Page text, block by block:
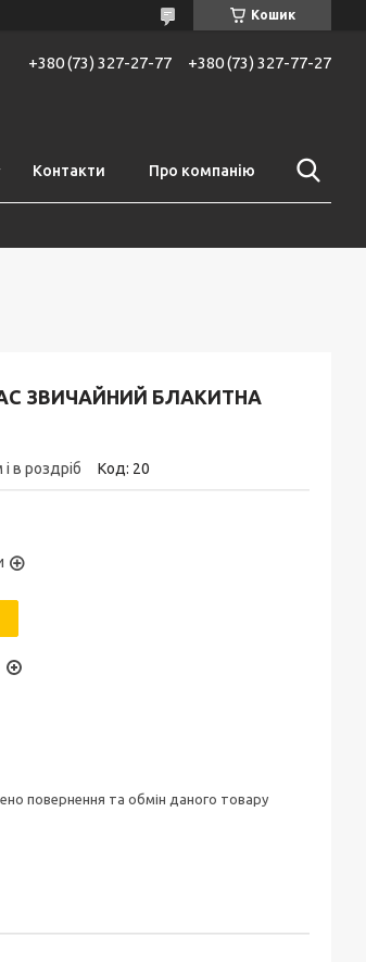
Кошик
+380 (73) 327-27-77 +380 (73) 327-77-27
Контакти Про компанію
ЗВИЧАЙНИЙ БЛАКИТНА
в роздріб Код: 20